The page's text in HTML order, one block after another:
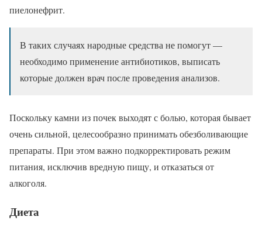
пиелонефрит.
В таких случаях народные средства не помогут —
необходимо применение антибиотиков, выписать
которые должен врач после проведения анализов.
Поскольку камни из почек выходят с болью, которая бывает
очень сильной, целесообразно принимать обезболивающие
препараты. При этом важно подкорректировать режим
питания, исключив вредную пищу, и отказаться от
алкоголя.
Диета